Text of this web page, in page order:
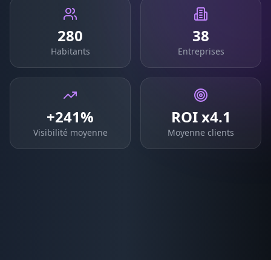
280
Habitants
38
Entreprises
+241%
Visibilité moyenne
ROI x4.1
Moyenne clients